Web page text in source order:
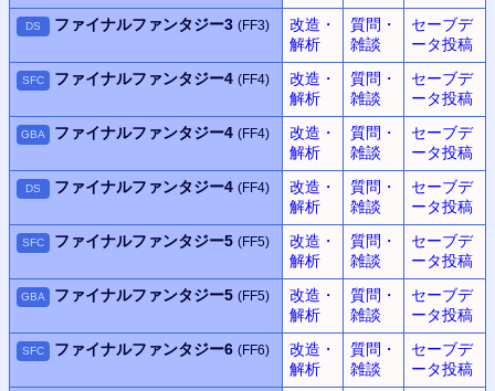
DS ファイナルファンタジー3 (FF3)
改造・
解析
質問・
雑談
セーブデ
ータ投稿
SFC ファイナルファンタジー4 (FF4)
改造・
解析
質問・
雑談
セーブデ
ータ投稿
GBA ファイナルファンタジー4 (FF4)
改造・
解析
質問・
雑談
セーブデ
ータ投稿
DS ファイナルファンタジー4 (FF4)
改造・
解析
質問・
雑談
セーブデ
ータ投稿
SFC ファイナルファンタジー5 (FF5)
改造・
解析
質問・
雑談
セーブデ
ータ投稿
GBA ファイナルファンタジー5 (FF5)
改造・
解析
質問・
雑談
セーブデ
ータ投稿
SFC ファイナルファンタジー6 (FF6)
改造・
解析
質問・
雑談
セーブデ
ータ投稿